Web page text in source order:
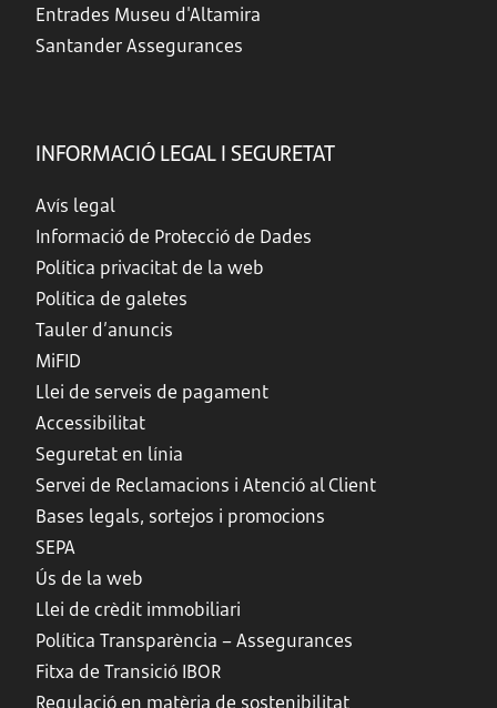
Entrades Museu d'Altamira
Santander Assegurances
INFORMACIÓ LEGAL I SEGURETAT
Avís legal
Informació de Protecció de Dades
Política privacitat de la web
Política de galetes
Tauler d’anuncis
MiFID
Llei de serveis de pagament
Accessibilitat
Seguretat en línia
Servei de Reclamacions i Atenció al Client
Bases legals, sortejos i promocions
SEPA
Ús de la web
Llei de crèdit immobiliari
Política Transparència – Assegurances
Fitxa de Transició IBOR
Regulació en matèria de sostenibilitat